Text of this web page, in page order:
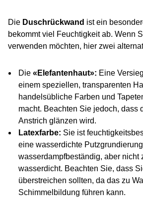
Die Duschrückwand ist ein
bekommt viel Feuchtigkeit ab. Wenn
verwenden möchten, hier zwei
Die «Elefantenhaut»: Eine
einem speziellen, transparenten
handelsübliche Farben und
macht. Beachten Sie jedoch, dass
Anstrich glänzen wird.
Latexfarbe: Sie ist
eine wasserdichte
wasserdampfbeständig, aber nicht
wasserdicht. Beachten Sie, dass
überstreichen sollten, da das zu
Schimmelbildung führen kann.